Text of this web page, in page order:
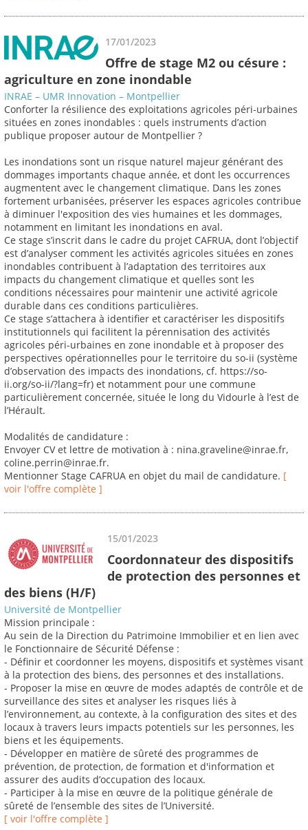
17/01/2023
Offre de stage M2 ou césure :
agriculture en zone inondable
INRAE – UMR Innovation – Montpellier
Conforter la résilience des exploitations agricoles péri-urbaines
situées en zones inondables : quels instruments d’action
publique proposer autour de Montpellier ?
Les inondations sont un risque naturel majeur générant des
dommages importants chaque année, et dont les occurrences
augmentent avec le changement climatique. Dans les zones
fortement urbanisées, préserver les espaces agricoles contribue
à diminuer l'exposition des vies humaines et les dommages,
notamment en limitant les inondations en aval.
Ce stage s’inscrit dans le cadre du projet CAFRUA, dont l’objectif
est d’analyser comment les activités agricoles situées en zones
inondables contribuent à l’adaptation des territoires aux
impacts du changement climatique et quelles sont les
conditions nécessaires pour maintenir une activité agricole
durable dans ces conditions particulières.
Ce stage s’attachera à identifier et caractériser les dispositifs
institutionnels qui facilitent la pérennisation des activités
agricoles péri-urbaines en zone inondable et à proposer des
perspectives opérationnelles pour le territoire du so-ii (système
d’observation des impacts des inondations, cf. https://so-
ii.org/so-ii/?lang=fr) et notamment pour une commune
particulièrement concernée, située le long du Vidourle à l’est de
l’Hérault.
Modalités de candidature :
Envoyer CV et lettre de motivation à : nina.graveline@inrae.fr,
coline.perrin@inrae.fr.
Mentionner Stage CAFRUA en objet du mail de candidature. [
voir l'offre complète ]
15/01/2023
Coordonnateur des dispositifs
de protection des personnes et
des biens (H/F)
Université de Montpellier
Mission principale :
Au sein de la Direction du Patrimoine Immobilier et en lien avec
le Fonctionnaire de Sécurité Défense :
- Définir et coordonner les moyens, dispositifs et systèmes visant
à la protection des biens, des personnes et des installations.
- Proposer la mise en œuvre de modes adaptés de contrôle et de
surveillance des sites et analyser les risques liés à
l’environnement, au contexte, à la configuration des sites et des
locaux à travers leurs impacts potentiels sur les personnes, les
biens et les équipements.
- Développer en matière de sûreté des programmes de
prévention, de protection, de formation et d'information et
assurer des audits d’occupation des locaux.
- Participer à la mise en œuvre de la politique générale de
sûreté de l’ensemble des sites de l’Université.
[ voir l'offre complète ]